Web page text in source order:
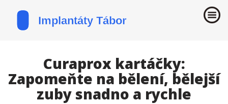
Curaprox kartáčky:
Zapomeňte na bělení, bělejší
zuby snadno a rychle